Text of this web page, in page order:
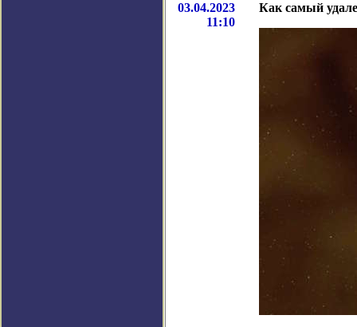
03.04.2023
11:10
Как самый